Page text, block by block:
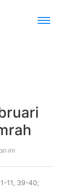
ini
11, 39-40;